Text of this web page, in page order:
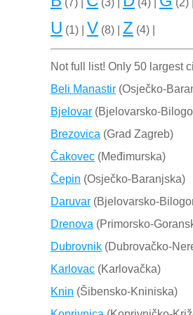
(7) | (3) | (4) | (2) |
U (1) | V (8) | Z (4) |
Not full list! Only 50 largest
Beli Manastir (Osječko-
Bjelovar (Bjelovarsko-
Brezovica (Grad Zagreb)
Čakovec (Međimurska)
Čepin (Osječko-Baranjska)
Daruvar (Bjelovarsko-
Drenova (Primorsko-
Dubrovnik (Dubrovačko-
Karlovac (Karlovačka)
Knin (Šibensko-Kniniska)